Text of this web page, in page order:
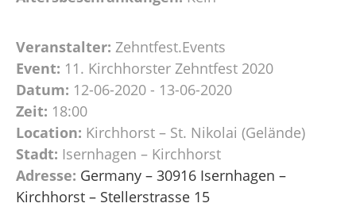
Veranstalter: Zehntfest.Events
Event: 11. Kirchhorster Zehntfest 2020
Datum: 12-06-2020 - 13-06-2020
Zeit: 18:00
Location: Kirchhorst – St. Nikolai (Gelände)
Stadt: Isernhagen – Kirchhorst
Adresse: Germany – 30916 Isernhagen –
Kirchhorst – Stellerstrasse 15